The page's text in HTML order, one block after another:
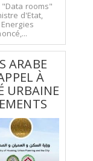
"Data rooms"
d'Etat,
ARABE
À
URBAINE